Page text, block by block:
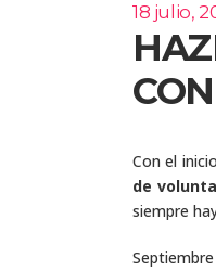
18 julio,
Con el
de
siempre